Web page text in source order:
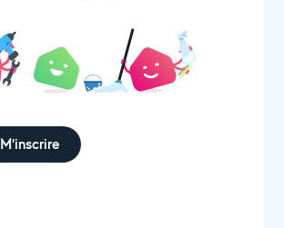
M'inscrire